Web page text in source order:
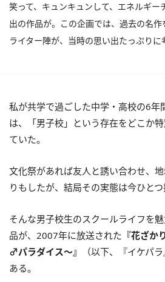
笑って、キュンキュンして、エネルギー
出の作品が。この企画では、過去の名
ライター陣が、当時の思い出たっぷりに
私が共学で過ごした中学・高校の6年
は、「男子校」という存在をどこか
ていた。
文化祭があれば友人と誘い合わせ、
りもしたが、結局その実態は今ひとつ
そんな男子校生のスクールライフを
品が、2007年に放送された 『花ざか
♂パラダイス〜』
（以下、『イケパ
ある。